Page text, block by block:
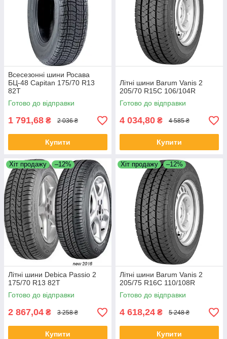
Всесезонні шини Росава
БЦ-48 Capitan 175/70 R13
82T
Готово до відправки
1 791,68 ₴ 2 036 ₴
Купити
Літні шини Barum Vanis 2
205/70 R15C 106/104R
Готово до відправки
4 034,80 ₴ 4 585 ₴
Купити
Хіт продажу –12%
Літні шини Debica Passio 2
175/70 R13 82T
Готово до відправки
2 867,04 ₴ 3 258 ₴
Купити
Хіт продажу –12%
Літні шини Barum Vanis 2
205/75 R16C 110/108R
Готово до відправки
4 618,24 ₴ 5 248 ₴
Купити